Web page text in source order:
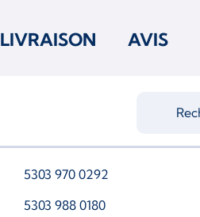
LIVRAISON AVIS
5303 970 0292
5303 988 0180